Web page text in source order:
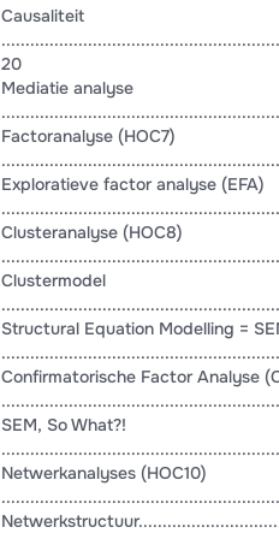
Causaliteit
20
Mediatie analyse
Factoranalyse (HOC7)
Exploratieve factor analyse (EFA)
Clusteranalyse (HOC8)
Clustermodel
Structural Equation Modelling =
Confirmatorische Factor Analyse
SEM, So What?!
Netwerkanalyses (HOC10)